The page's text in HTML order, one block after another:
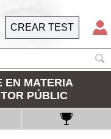
CREAR TEST
EN MATERIA
PÚBLIC